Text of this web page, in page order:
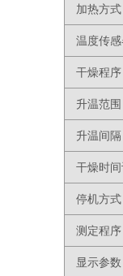
加热方式
温度传
干燥程序
升温范围
升温间隔
干燥时
停机方式
测定程序
显示参数